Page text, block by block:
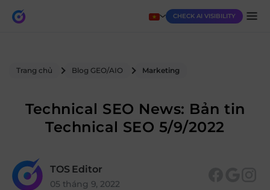
CHECK AI VISIBILITY
Trang chủ Blog GEO/AIO Marketing
Technical SEO News: Bản tin
Technical SEO 5/9/2022
TOS Editor
05 tháng 9, 2022